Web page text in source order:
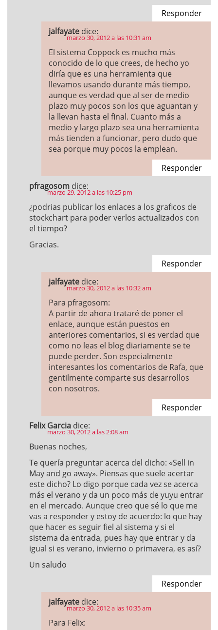
Responder
jalfayate dice:
marzo 30, 2012 a las 10:31 am
El sistema Coppock es mucho más
conocido de lo que crees, de hecho yo
diría que es una herramienta que
llevamos usando durante más tiempo,
aunque es verdad que al ser de medio
plazo muy pocos son los que aguantan y
la llevan hasta el final. Cuanto más a
medio y largo plazo sea una herramienta
más tienden a funcionar, pero dudo que
sea porque muy pocos la emplean.
Responder
pfragosom dice:
marzo 29, 2012 a las 10:25 pm
¿podrias publicar los enlaces a los graficos de
stockchart para poder verlos actualizados con
el tiempo?
Gracias.
Responder
jalfayate dice:
marzo 30, 2012 a las 10:32 am
Para pfragosom:
A partir de ahora trataré de poner el
enlace, aunque están puestos en
anteriores comentarios, si es verdad que
como no leas el blog diariamente se te
puede perder. Son especialmente
interesantes los comentarios de Rafa, que
gentilmente comparte sus desarrollos
con nosotros.
Responder
Felix Garcia dice:
marzo 30, 2012 a las 2:08 am
Buenas noches,
Te quería preguntar acerca del dicho: «Sell in
May and go away». Piensas que suele acertar
este dicho? Lo digo porque cada vez se acerca
más el verano y da un poco más de yuyu entrar
en el mercado. Aunque creo que sé lo que me
vas a responder y estoy de acuerdo: lo que hay
que hacer es seguir fiel al sistema y si el
sistema da entrada, pues hay que entrar y da
igual si es verano, invierno o primavera, es así?
Un saludo
Responder
jalfayate dice:
marzo 30, 2012 a las 10:35 am
Para Felix: